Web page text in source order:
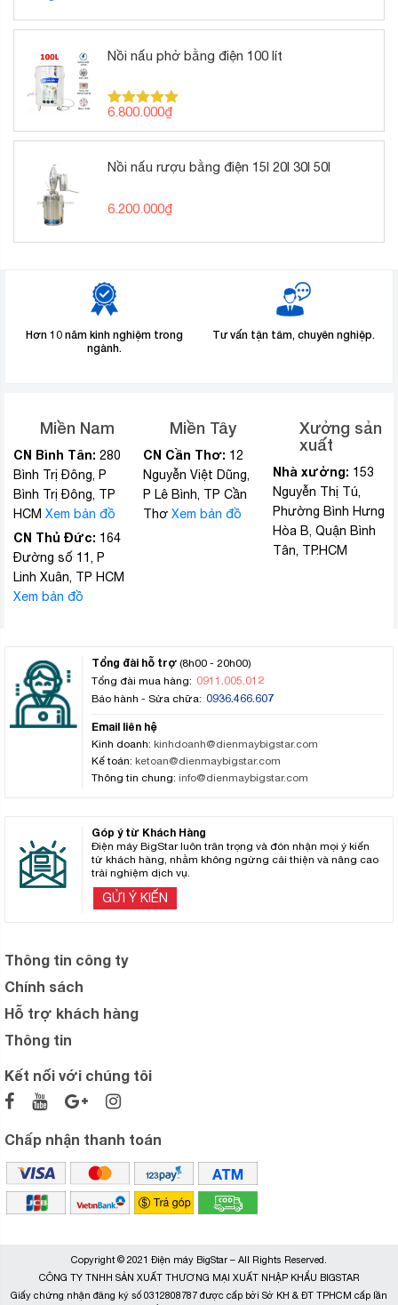
Nồi nấu phở bằng điện 100 lít
Được xếp
hạng5.00
5 sao
6.800.000₫
Nồi nấu rượu bằng điện 15l 20l 30l 50l
6.200.000₫
Hơn 10 năm kinh nghiệm trong
ngành.
Tư vấn tận tâm, chuyên nghiệp.
Miền Nam
CN Bình Tân: 280
Bình Trị Đông, P
Bình Trị Đông, TP
HCM Xem bản đồ
CN Thủ Đức: 164
Đường số 11, P
Linh Xuân, TP HCM
Xem bản đồ
Miền Tây
CN Cần Thơ: 12
Nguyễn Việt Dũng,
P Lê Bình, TP Cần
Thơ Xem bản đồ
Xưởng sản
xuất
Nhà xưởng: 153
Nguyễn Thị Tú,
Phường Bình Hưng
Hòa B, Quận Bình
Tân, TP.HCM
Tổng đài hỗ trợ (8h00 - 20h00)
Tổng đài mua hàng: 0911.005.012
Bảo hành - Sửa chữa: 0936.466.607
Email liên hệ
Kinh doanh: kinhdoanh@dienmaybigstar.com
Kế toán: ketoan@dienmaybigstar.com
Thông tin chung: info@dienmaybigstar.com
Góp ý từ Khách Hàng
Điện máy BigStar luôn trân trọng và đón nhận mọi ý kiến
từ khách hàng, nhằm không ngừng cải thiện và nâng cao
trải nghiệm dịch vụ.
GỬI Ý KIẾN
Thông tin công ty
Chính sách
Hỗ trợ khách hàng
Thông tin
Kết nối với chúng tôi
Chấp nhận thanh toán
Copyright © 2021 Điện máy BigStar – All Rights Reserved.
CÔNG TY TNHH SẢN XUẤT THƯƠNG MẠI XUẤT NHẬP KHẨU BIGSTAR
Giấy chứng nhận đăng ký số 0312808787 được cấp bởi Sở KH & ĐT TPHCM cấp lần